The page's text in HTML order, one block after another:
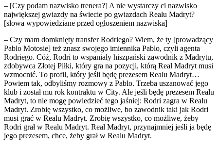
– [Czy podam nazwisko trenera?] A nie wystarczy ci nazwisko
największej gwiazdy na świecie po gwiazdach Realu Madryt?
[słowa wypowiedziane przed ogłoszeniem nazwiska]
– Czy mam domknięty transfer Rodriego? Wiem, że ty [prowadzący
Pablo Motosie] też znasz swojego imiennika Pablo, czyli agenta
Rodriego. Cóż, Rodri to wspaniały hiszpański zawodnik z Madrytu,
zdobywca Złotej Piłki, który gra na pozycji, którą Real Madryt musi
wzmocnić. To profil, który jeśli będę prezesem Realu Madryt…
Powiem tak, odbyliśmy rozmowy z Pablo. Trzeba uszanować jego
klub i został mu rok kontraktu w City. Ale jeśli będę prezesem Realu
Madryt, to nie mogę powiedzieć tego jaśniej: Rodri zagra w Realu
Madryt. Zrobię wszystko, co możliwe, bo zawodnik taki jak Rodri
musi grać w Realu Madryt. Zrobię wszystko, co możliwe, żeby
Rodri grał w Realu Madryt. Real Madryt, przynajmniej jeśli ja będę
jego prezesem, chce, żeby grał w Realu Madryt.